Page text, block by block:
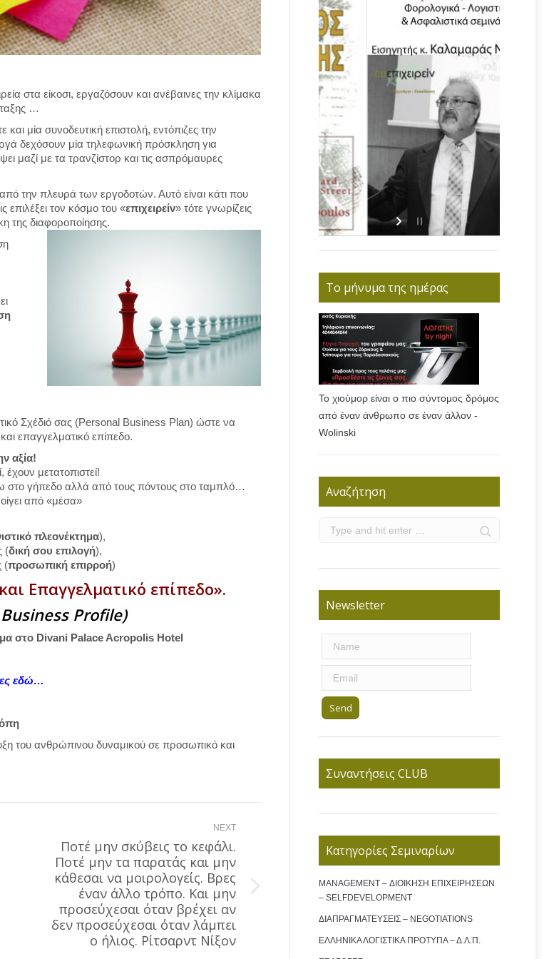
στα είκοσι, εργαζόσουν και ανέβαινες την κλίμακα
…
μία συνοδευτική επιστολή, εντόπιζες την
δεχόσουν μία τηλεφωνική πρόσκληση για
μαζί με τα τρανζίστορ και τις ασπρόμαυρες
την πλευρά των εργοδοτών. Αυτό είναι κάτι που
τον κόσμο του «επιχειρείν» τότε γνωρίζεις
της διαφοροποίησης.
Σχέδιό σας (Personal Business Plan) ώστε να
επαγγελματικό επίπεδο.
αξία!
έχουν μετατοπιστεί!
στο γήπεδο αλλά από τους πόντους στο ταμπλό…
από «μέσα»
πλεονέκτημα),
(δική σου επιλογή),
(προσωπική επιρροή)
Επαγγελματικό επίπεδο».
Business Profile)
στο Divani Palace Acropolis Hotel
εδώ…
του ανθρώπινου δυναμικού σε προσωπικό και
NEXT
post:
Ποτέ μην σκύβεις το κεφάλι.
Ποτέ μην τα παρατάς και μην
κάθεσαι να μοιρολογείς. Βρες
έναν άλλο τρόπο. Και μην
προσεύχεσαι όταν βρέχει αν
δεν προσεύχεσαι όταν λάμπει
ο ήλιος. Ρίτσαρντ Νίξον
Το μήνυμα της ημέρας
Το χιούμορ είναι ο πιο σύντομος δρόμος
από έναν άνθρωπο σε έναν άλλον -
Wolinski
Αναζήτηση
Newsletter
Συναντήσεις CLUB
Κατηγορίες Σεμιναρίων
MANAGEMENT – ΔΙΟΙΚΗΣΗ ΕΠΙΧΕΙΡΗΣΕΩΝ
– SELFDEVELOPMENT
ΔΙΑΠΡΑΓΜΑΤΕΥΣΕΙΣ – NEGOTIATIONS
ΕΛΛΗΝΙΚΑ ΛΟΓΙΣΤΙΚΑ ΠΡΟΤΥΠΑ – Δ.Λ.Π.